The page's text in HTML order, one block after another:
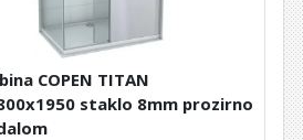
COPEN TITAN
staklo 8mm prozirno